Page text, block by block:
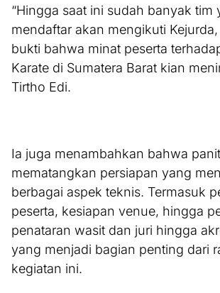
“Hingga saat ini sudah banyak tim
mendaftar akan mengikuti
bukti bahwa minat peserta
Karate di Sumatera Barat kian
Tirtho Edi.
Ia juga menambahkan bahwa
mematangkan persiapan yang
berbagai aspek teknis. Termasuk
peserta, kesiapan venue, hingga
penataran wasit dan juri hingga
yang menjadi bagian penting dari
kegiatan ini.